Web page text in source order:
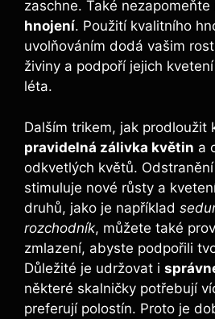
zaschne. Také nezapomeňte
hnojení. Použití kvalitního
uvolňováním dodá vašim
živiny a podpoří jejich
léta.
Dalším trikem, jak prodloužit
pravidelná zálivka květin a
odkvetlých květů.
stimuluje nové růsty a
druhů, jako je například
rozchodník, můžete také
zmlazení, abyste podpořili
Důležité je udržovat i
některé skalničky potřebují
preferují polostín. Proto je